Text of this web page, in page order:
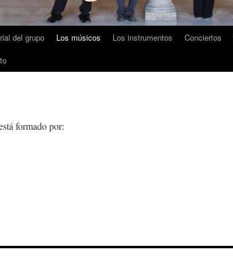
del grupo Los músicos Los instrumentos Conciertos
formado por: